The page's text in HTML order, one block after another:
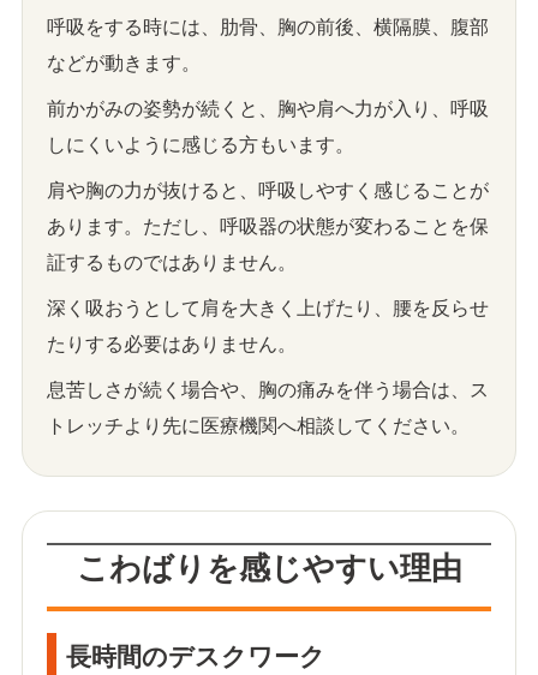
呼吸をする時には、肋骨、胸の前後、横隔膜、腹部
などが動きます。
前かがみの姿勢が続くと、胸や肩へ力が入り、呼吸
しにくいように感じる方もいます。
肩や胸の力が抜けると、呼吸しやすく感じることが
あります。ただし、呼吸器の状態が変わることを保
証するものではありません。
深く吸おうとして肩を大きく上げたり、腰を反らせ
たりする必要はありません。
息苦しさが続く場合や、胸の痛みを伴う場合は、ス
トレッチより先に医療機関へ相談してください。
こわばりを感じやすい理由
長時間のデスクワーク